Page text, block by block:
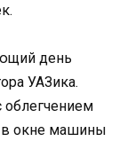
день
УАЗика.
в окне машины